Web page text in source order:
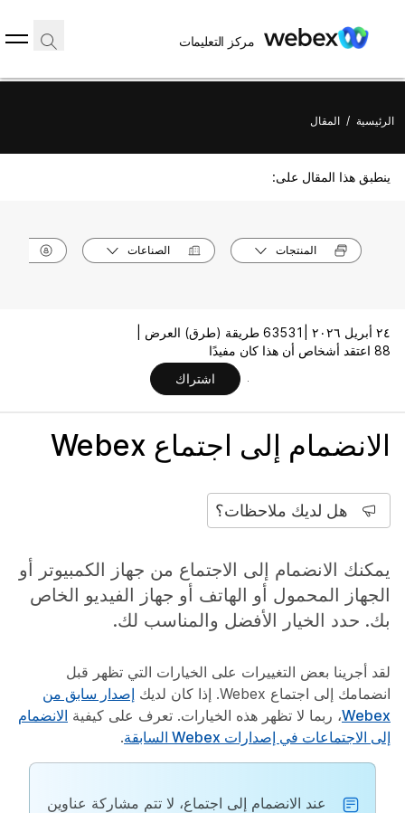
مركز التعليمات
الرئيسية / المقال
ينطبق هذا المقال على:
المنتجات الصناعات
٢٤ أبريل ٢٠٢٦ |
63531 طريقة (طرق) العرض |
88 اعتقد أشخاص أن هذا كان مفيدًا
اشتراك
الانضمام إلى اجتماع Webex
هل لديك ملاحظات؟
يمكنك الانضمام إلى الاجتماع من جهاز الكمبيوتر أو
الجهاز المحمول أو الهاتف أو جهاز الفيديو الخاص
بك. حدد الخيار الأفضل والمناسب لك.
لقد أجرينا بعض التغييرات على الخيارات التي تظهر قبل
انضمامك إلى اجتماع Webex. إذا كان لديك
إصدار سابق من
Webex، ربما لا تظهر هذه الخيارات. تعرف على كيفية الانضمام
إلى الاجتماعات في إصدارات Webex السابقة
.
عند الانضمام إلى اجتماع، لا تتم مشاركة عناوين